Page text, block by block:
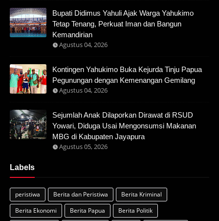
Bupati Didimus Yahuli Ajak Warga Yahukimo
Tetap Tenang, Perkuat Iman dan Bangun
Kemandirian
Agustus 04, 2026
Kontingen Yahukimo Buka Kejurda Tinju Papua
Pegunungan dengan Kemenangan Gemilang
Agustus 04, 2026
Sejumlah Anak Dilaporkan Dirawat di RSUD
Yowari, Diduga Usai Mengonsumsi Makanan
MBG di Kabupaten Jayapura
Agustus 05, 2026
Labels
peristiwa Berita dan Peristiwa
Berita Kriminal
Berita Ekonomi
Berita Papua Berita Politik